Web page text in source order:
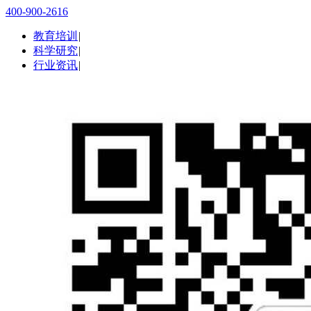
400-900-2616
教育培训 |
科学研究|
行业资讯|